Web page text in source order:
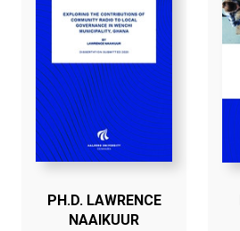
PH.D. LAWRENCE
NAAIKUUR